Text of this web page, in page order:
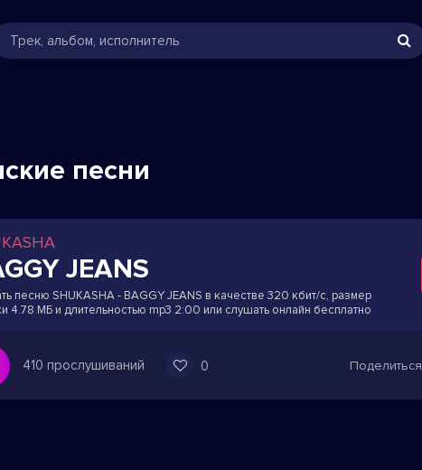
песни
JEANS
песню SHUKASHA - BAGGY JEANS в качестве 320 кбит/с, размер
4.78 МБ и длительностью mp3 2:00 или слушать онлайн бесплатно
410 прослушиваний 0 Поделиться